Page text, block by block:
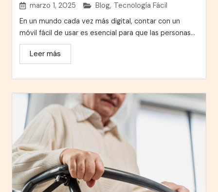
marzo 1, 2025 Blog, Tecnología Fácil
En un mundo cada vez más digital, contar con un
móvil fácil de usar es esencial para que las personas...
Leer más